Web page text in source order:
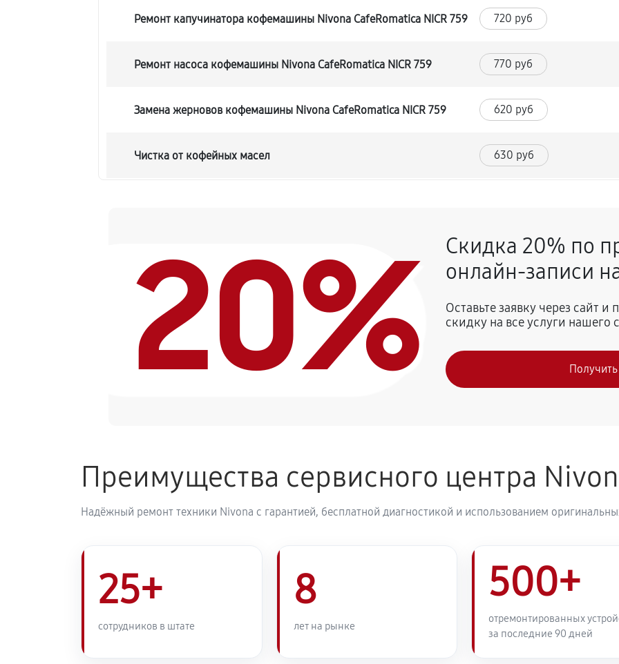
Ремонт капучинатора кофемашины Nivona CafeRomatica NICR 759 720 руб
Ремонт насоса кофемашины Nivona CafeRomatica NICR 759 770 руб
Замена жерновов кофемашины Nivona CafeRomatica NICR 759 620 руб
Чистка от кофейных масел 630 руб
720 руб
Ремонт гидросистемы кофемашины Nivona CafeRomatica NICR 759
Ремонт кофемолки кофемашины Nivona CafeRomatica NICR 759
20%
Скидка 20% по
онлайн-записи
Оставьте заявку через сайт
скидку на все услуги нашего
Преимущества сервисного центра
Надёжный ремонт техники Nivona с гарантией, бесплатной диагностикой и использованием
25+
сотрудников в штате
8
лет на рынке
500+
отремонтированных
за последние 90 дней